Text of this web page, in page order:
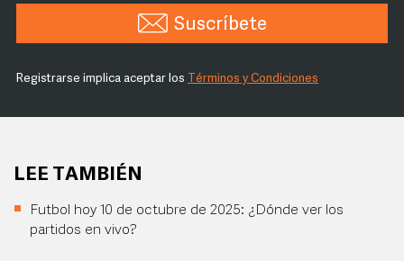
Suscríbete
Registrarse implica aceptar los Términos y Condiciones
LEE TAMBIÉN
Futbol hoy 10 de octubre de 2025: ¿Dónde ver los
partidos en vivo?